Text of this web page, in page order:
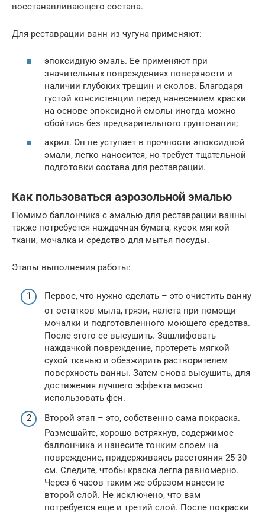
восстанавливающего состава.
Для реставрации ванн из чугуна применяют:
эпоксидную эмаль. Ее применяют при
значительных повреждениях поверхности и
наличии глубоких трещин и сколов. Благодаря
густой консистенции перед нанесением краски
на основе эпоксидной смолы иногда можно
обойтись без предварительного грунтования;
акрил. Он не уступает в прочности эпоксидной
эмали, легко наносится, но требует тщательной
подготовки состава для реставрации.
Как пользоваться аэрозольной эмалью
Помимо баллончика с эмалью для реставрации ванны
также потребуется наждачная бумага, кусок мягкой
ткани, мочалка и средство для мытья посуды.
Этапы выполнения работы:
Первое, что нужно сделать – это очистить ванну
от остатков мыла, грязи, налета при помощи
мочалки и подготовленного моющего средства.
После этого ее высушить. Зашлифовать
наждачкой повреждение, протереть мягкой
сухой тканью и обезжирить растворителем
поверхность ванны. Затем снова высушить, для
достижения лучшего эффекта можно
использовать фен.
Второй этап – это, собственно сама покраска.
Размешайте, хорошо встряхнув, содержимое
баллончика и нанесите тонким слоем на
повреждение, придерживаясь расстояния 25-30
см. Следите, чтобы краска легла равномерно.
Через 6 часов таким же образом нанесите
второй слой. Не исключено, что вам
потребуется еще и третий слой. После покраски